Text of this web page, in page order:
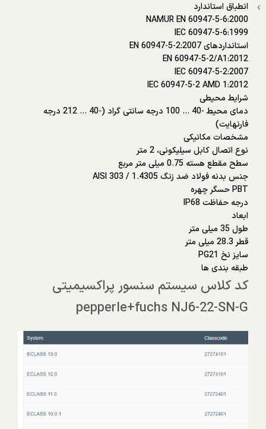
انطباق استاندارد
NAMUR EN 60947-5-6:2000
IEC 60947-5-6:1999
استانداردهای EN 60947-5-2:2007
EN 60947-5-2/A1:2012
IEC 60947-5-2:2007
IEC 60947-5-2 AMD 1:2012
شرایط محیطی
دمای محیط -40 … 100 درجه سانتی گراد (-40 … 212 درجه
فارنهایت)
مشخصات مکانیکی
نوع اتصال کابل سیلیکونی، 2 متر
سطح مقطع هسته 0.75 میلی متر مربع
جنس بدنه فولاد ضد زنگ 1.4305 / AISI 303
PBT حسگر چهره
درجه حفاظت IP68
ابعاد
طول 35 میلی متر
قطر 28.3 میلی متر
سایز نخ PG21
طبقه بندی ها
کد کلاس سیستم سنسور پراکسیمیتی
pepperle+fuchs NJ6-22-SN-G